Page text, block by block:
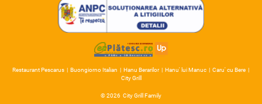
Restaurant Pescarus | Buongiorno Italian | Hanu Berarilor | Hanu' lui Manuc | Caru' cu Bere |
City Grill
© 2026 City Grill Family